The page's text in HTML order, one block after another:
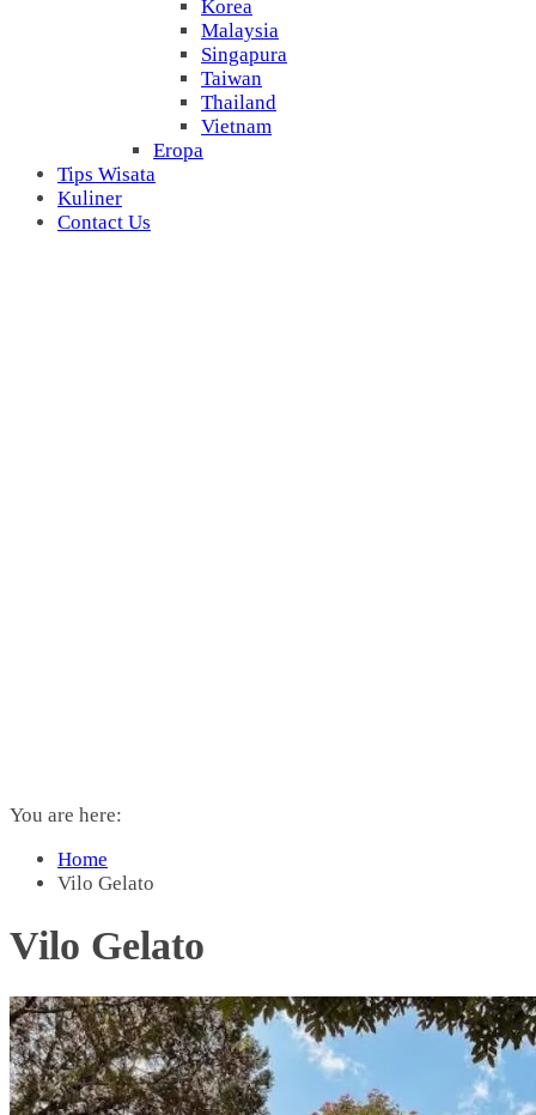
Korea
Malaysia
Singapura
Taiwan
Thailand
Vietnam
Eropa
Tips Wisata
Kuliner
Contact Us
You are here:
Home
Vilo Gelato
Vilo Gelato